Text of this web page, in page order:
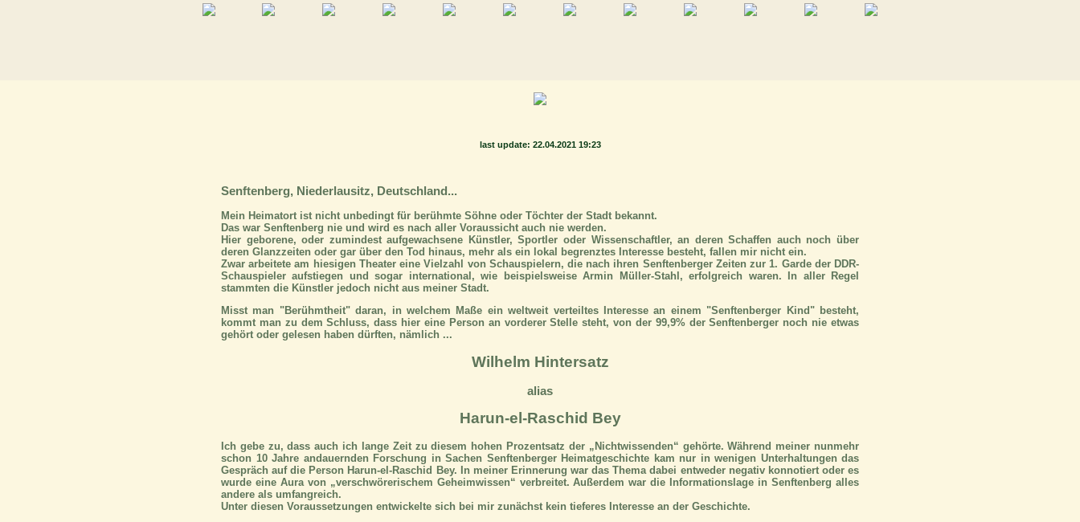
last update: 22.04.2021 19:23
Senftenberg, Niederlausitz, Deutschland...
Mein Heimatort ist nicht unbedingt für berühmte Söhne oder Töchter der Stadt bekannt.
Das war Senftenberg nie und wird es nach aller Voraussicht auch nie werden.
Hier geborene, oder zumindest aufgewachsene Künstler, Sportler oder Wissenschaftler, an deren Schaffen auch noch über
deren Glanzzeiten oder gar über den Tod hinaus, mehr als ein lokal begrenztes Interesse besteht, fallen mir nicht ein.
Zwar arbeitete am hiesigen Theater eine Vielzahl von Schauspielern, die nach ihren Senftenberger Zeiten zur 1. Garde der DDR-
Schauspieler aufstiegen und sogar international, wie beispielsweise Armin Müller-Stahl, erfolgreich waren. In aller Regel
stammten die Künstler jedoch nicht aus meiner Stadt.
Misst man "Berühmtheit" daran, in welchem Maße ein weltweit verteiltes Interesse an einem "Senftenberger Kind" besteht,
kommt man zu dem Schluss, dass hier eine Person an vorderer Stelle steht, von der 99,9% der Senftenberger noch nie etwas
gehört oder gelesen haben dürften, nämlich ...
Wilhelm Hintersatz
alias
Harun-el-Raschid Bey
Ich gebe zu, dass auch ich lange Zeit zu diesem hohen Prozentsatz der „Nichtwissenden“ gehörte. Während meiner nunmehr
schon 10 Jahre andauernden Forschung in Sachen Senftenberger Heimatgeschichte kam nur in wenigen Unterhaltungen das
Gespräch auf die Person Harun-el-Raschid Bey. In meiner Erinnerung war das Thema dabei entweder negativ konnotiert oder es
wurde eine Aura von „verschwörerischem Geheimwissen“ verbreitet. Außerdem war die Informationslage in Senftenberg alles
andere als umfangreich.
Unter diesen Voraussetzungen entwickelte sich bei mir zunächst kein tieferes Interesse an der Geschichte.